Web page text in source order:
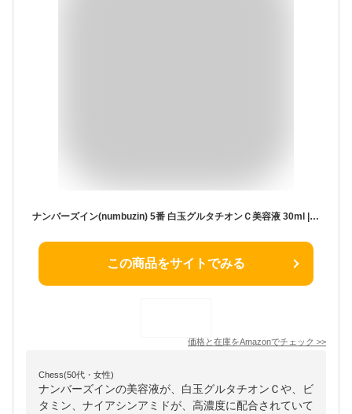
ナンバーズイン(numbuzin) 5番 白玉グルタチオンＣ美容液 30ml | グルタチオン ビタミン ナイアシンアミド 高濃度 配合 肌トーン 色素沈着 くすみ シミ ケア
この商品をサイトでみる
価格と在庫をAmazonでチェック >>
Chess(50代・女性)
ナンバーズインの美容液が、白玉グルタチオンＣや、ビ
タミン、ナイアシンアミドが、高濃度に配合されていて